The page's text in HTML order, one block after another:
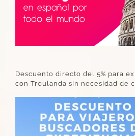
Descuento directo del 5% para
con Troulanda sin necesidad de